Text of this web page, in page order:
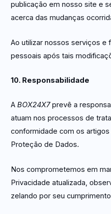
publicação em nosso site e
acerca das mudanças
Ao utilizar nossos serviços e
pessoais após tais
10. Responsabilidade
ABOX24X7prevê a
atuam nos processos de
conformidade com os
Proteção de Dados.
Nos comprometemos em
Privacidade atualizada,
zelando por seu